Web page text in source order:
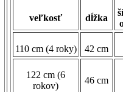
veľkosť dĺžka
110 cm (4 roky) 42 cm
122 cm (6
rokov)
46 cm